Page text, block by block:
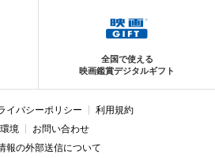
全国で使える
映画鑑賞デジタルギフト
イバシーポリシー
利用規約
境
お問い合わせ
報の外部送信について